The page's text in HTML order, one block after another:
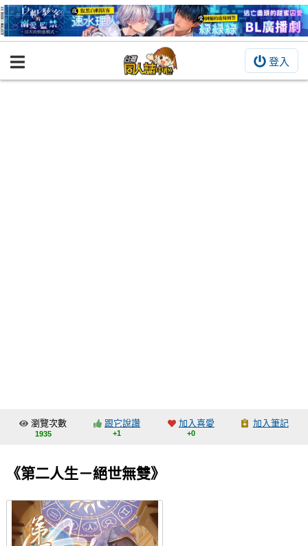
登入
BOOKY書集倉庫
交流中心
會員功能選單
會員中心
註冊會員
瀏覽次數
1935
跟它說讚
+1
加入喜愛
+0
加入筆記
《第二人生－絕世無雙》